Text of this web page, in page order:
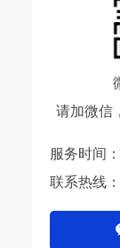
请加微信
服务时间
联系热线